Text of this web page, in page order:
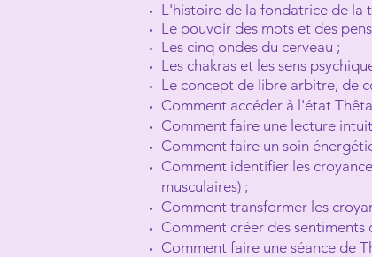
L'histoire de la fondatrice de la
Le pouvoir des mots et des
Les cinq ondes du cerveau ;
Les chakras et les sens
Le concept de libre arbitre, de
Comment accéder à l'état
Comment faire une lecture
Comment faire un soin
Comment identifier les
musculaires) ;
Comment transformer les
Comment créer des sentiments
Comment faire une séance de